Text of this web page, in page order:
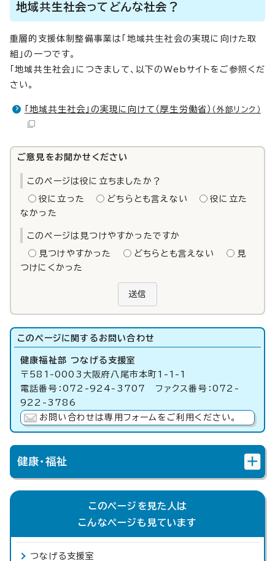
地域共生社会ってどんな社会？
重層的支援体制整備事業は「地域共生社会の実現に向けた取
組」の一つです。
「地域共生社会」につきまして、以下のWebサイトをご参照くだ
さい。
「地域共生社会」の実現に向けて（厚生労働省） （外部リンク）
ご意見をお聞かせください
このページは役に立ちましたか？
役に立った どちらとも言えない
役に立た
なかった
このページは見つけやすかったですか
見つけやすかった どちらとも言えない
見
つけにくかった
送信
このページに関する お問い合わせ
健康福祉部 つなげる支援室
〒581-0003大阪府八尾市本町1-1-1
電話番号：072-924-3707 ファクス番号：072-
922-3786
お問い合わせは専用フォームをご利用ください。
健康・福祉
このページを見た人は
こんなページも見ています
つなげる支援室